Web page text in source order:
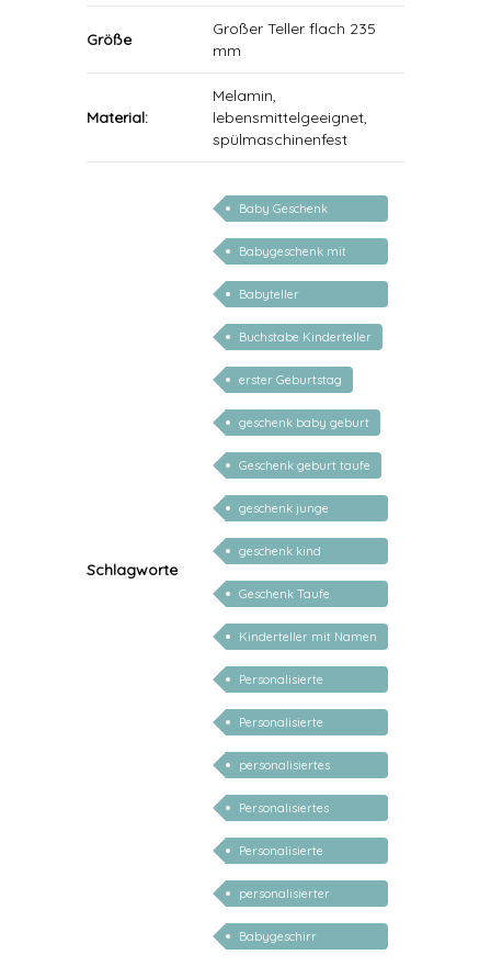
Größe
Großer Teller flach 235
mm
Material:
Melamin,
lebensmittelgeeignet,
spülmaschinenfest
Schlagworte
Baby Geschenk
personalisiert
Babygeschenk mit
Name
Babyteller
personalisiert
Buchstabe Kinderteller
erster Geburtstag
geschenk baby geburt
Geschenk geburt taufe
geschenk junge
mädchen
geschenk kind
personalisiert
Geschenk Taufe
personalisiert
Kinderteller mit Namen
personalisiert
Personalisierte
Babygeschenke
Personalisierte
Geschenke für Kinder
personalisiertes
Taufgeschenk
Personalisiertes
Geschenk zur Geburt
Personalisierte
Geschenke Geburt
Taufe
personalisierter
Buchstaben Teller
Babygeschirr